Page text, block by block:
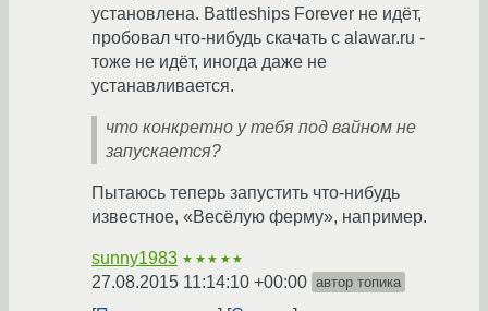
установлена. Battleships Forever не идёт,
пробовал что-нибудь скачать с alawar.ru -
тоже не идёт, иногда даже не
устанавливается.
что конкретно у тебя под вайном не
запускается?
Пытаюсь теперь запустить что-нибудь
известное, «Весёлую ферму», например.
sunny1983 ★★★★★
27.08.2015 11:14:10 +00:00 автор топика